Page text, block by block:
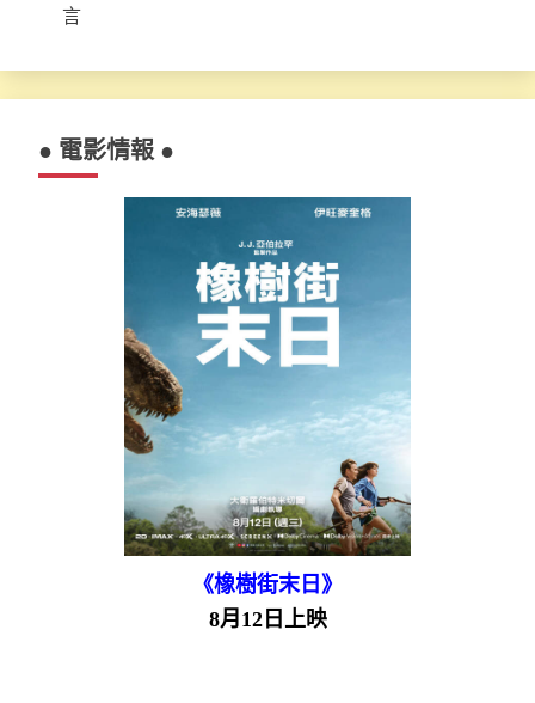
言
● 電影情報 ●
《橡樹街末日》
8月12日上映